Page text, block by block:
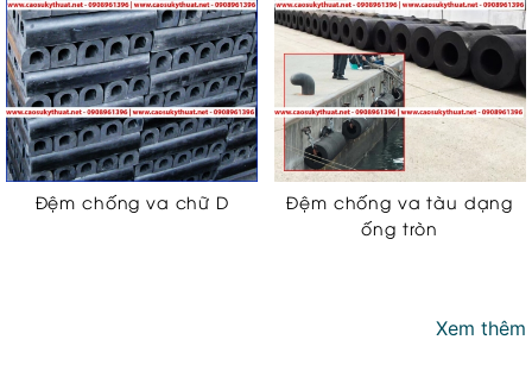
Đệm chống va chữ D
Đệm chống va tàu dạng
ống tròn
Xem thêm